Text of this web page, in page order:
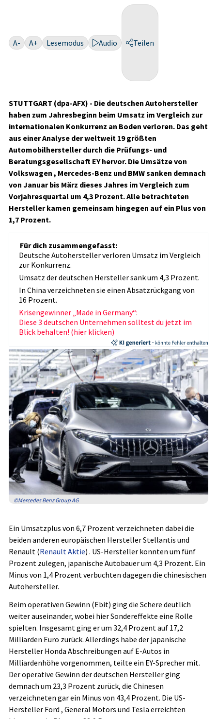
A- A+ Lesemodus Audio Teilen
STUTTGART (dpa-AFX) - Die deutschen Autohersteller
haben zum Jahresbeginn beim Umsatz im Vergleich zur
internationalen Konkurrenz an Boden verloren. Das geht
aus einer Analyse der weltweit 19 größten
Automobilhersteller durch die Prüfungs- und
Beratungsgesellschaft EY hervor. Die Umsätze von
Volkswagen , Mercedes-Benz und BMWsanken demnach
von Januar bis März dieses Jahres im Vergleich zum
Vorjahresquartal um 4,3 Prozent. Alle betrachteten
Hersteller kamen gemeinsam hingegen auf ein Plus von
1,7 Prozent.
Für dich zusammengefasst:
Deutsche Autohersteller verloren Umsatz im Vergleich
zur Konkurrenz.
Umsatz der deutschen Hersteller sank um 4,3 Prozent.
In China verzeichneten sie einen Absatzrückgang von
16 Prozent.
Krisengewinner „Made in Germany“:
Diese 3 deutschen Unternehmen solltest du jetzt im
Blick behalten! (hier klicken)
©Mercedes Benz Group AG
Ein Umsatzplus von 6,7 Prozent verzeichneten dabei die
beiden anderen europäischen Hersteller Stellantis und
Renault (Renault Aktie) . US-Hersteller konnten um fünf
Prozent zulegen, japanische Autobauer um 4,3 Prozent. Ein
Minus von 1,4 Prozent verbuchten dagegen die chinesischen
Autohersteller.
Beim operativen Gewinn (Ebit) ging die Schere deutlich
weiter auseinander, wobei hier Sondereffekte eine Rolle
spielten. Insgesamt ging er um 32,4 Prozent auf 17,2
Milliarden Euro zurück. Allerdings habe der japanische
Hersteller Honda Abschreibungen auf E-Autos in
Milliardenhöhe vorgenommen, teilte ein EY-Sprecher mit.
Der operative Gewinn der deutschen Hersteller ging
demnach um 23,3 Prozent zurück, die Chinesen
verzeichneten gar ein Minus von 43,4 Prozent. Die US-
Hersteller Ford , General Motors und Tesla erreichten